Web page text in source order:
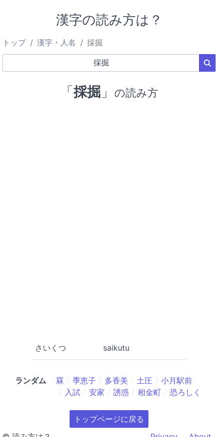
漢字の読み方は？
トップ 漢字・人名 採掘
「採掘 」 の読み方
さいくつ saikutu
ランダム 罧 季恵子 多香美 土圧
小月駅前
入試
安家 誘惑 相金町 恐ろしく
トップページに戻る